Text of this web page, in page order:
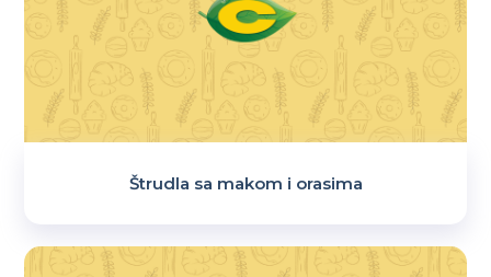
Štrudla sa makom i orasima